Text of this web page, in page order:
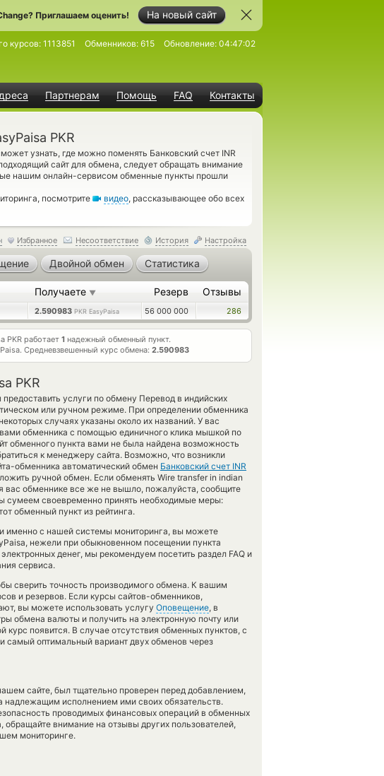
На новый сайт
Приглашаем оценить!
Партнерам Помощь FAQ Контакты
курсов: 1113851 Обменников: 615 Обновление: 04:47:02
PKR
узнать, где можно поменять Банковский счет INR
сайт для обмена, следует обращать внимание
нашим онлайн-сервисом обменные пункты прошли
посмотрите
видео, рассказывающее обо всех
Избранное Несоответствие История Настройка
Двойной обмен Статистика
Получаете ▼ Резерв Отзывы
2.590983 PKR EasyPaisa 56 000 000 286
PKR работает 1 надежный обменный пункт.
Средневзвешенный курс обмена: 2.590983
PKR
услуги по обмену Перевод в индийских
или ручном режиме. При определении обменника
случаях указаны около их названий. У вас
обменника с помощью единичного клика мышкой по
обменного пункта вами не была найдена возможность
к менеджеру сайта. Возможно, что возникли
обменника автоматический обмен Банковский счет INR
ручной обмен. Если обменять Wire transfer in indian
вас обменнике все же не вышло, пожалуйста, сообщите
сумеем своевременно принять необходимые меры:
обменный пункт из рейтинга.
именно с нашей системы мониторинга, вы можете
нежели при обыкновенном посещении пункта
денег, мы рекомендуем посетить раздел FAQ и
сервиса.
сверить точность производимого обмена. К вашим
и резервов. Если курсы сайтов-обменников,
вы можете использовать услугу Оповещение, в
обмена валюты и получить на электронную почту или
курс появится. В случае отсутствия обменных пунктов, с
самый оптимальный вариант двух обменов через
сайте, был тщательно проверен перед добавлением,
надлежащим исполнением ими своих обязательств.
проводимых финансовых операций в обменных
внимание на отзывы других пользователей,
мониторинге.